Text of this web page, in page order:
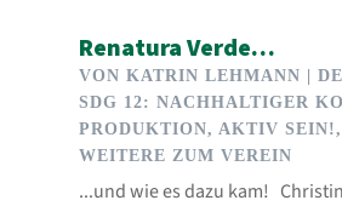
Renatura Verde…
VON KATRIN LEHMANN |
SDG 12: NACHHALTIGER
PRODUKTION, AKTIV SEIN!,
WEITERE ZUM VEREIN
...und wie es dazu kam!